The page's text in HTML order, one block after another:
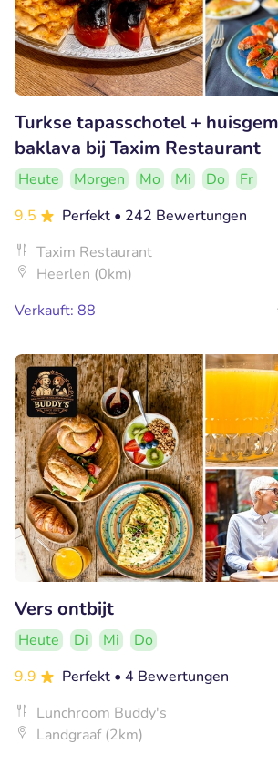
Turkse tapasschotel +
baklava bij Taxim Restaurant
Heute Morgen Mo Mi Do
Fr
9.5
Perfekt • 242 Bewertungen
Taxim Restaurant
Heerlen (0km)
Verkauft: 88
Vers ontbijt
Heute Di Mi
Do
9.9
Perfekt • 4 Bewertungen
Lunchroom Buddy's
Landgraaf (2km)